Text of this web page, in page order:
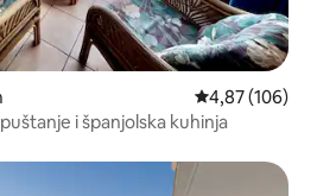
Prosječna
4,87 (106)
i španjolska kuhinja